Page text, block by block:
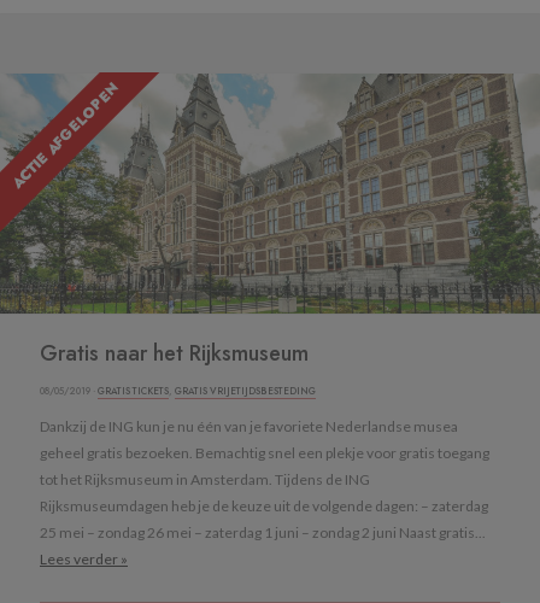
ACTIE AFGELOPEN
Gratis naar het Rijksmuseum
08/05/2019 · GRATIS TICKETS, GRATIS VRIJETIJDSBESTEDING
Dankzij de ING kun je nu één van je favoriete Nederlandse musea
geheel gratis bezoeken. Bemachtig snel een plekje voor gratis toegang
tot het Rijksmuseum in Amsterdam. Tijdens de ING
Rijksmuseumdagen heb je de keuze uit de volgende dagen: – zaterdag
25 mei – zondag 26 mei – zaterdag 1 juni – zondag 2 juni Naast gratis...
Lees verder »